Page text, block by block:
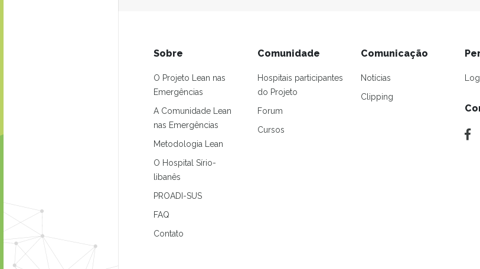
Sobre
O Projeto Lean nas
Emergências
A Comunidade Lean
nas Emergências
Metodologia Lean
O Hospital Sírio-
libanês
PROADI-SUS
FAQ
Contato
Comunidade
Hospitais participantes
do Projeto
Forum
Cursos
Comunicação
Notícias
Clipping